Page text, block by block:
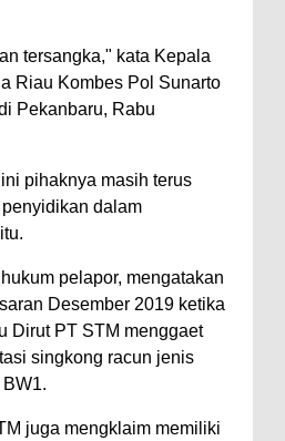
tersangka," kata Kepala
Riau Kombes Pol Sunarto
Pekanbaru, Rabu
pihaknya masih terus
dalam
pelapor, mengatakan
Desember 2019 ketika
Dirut PT STM menggaet
singkong racun jenis
juga mengklaim memiliki